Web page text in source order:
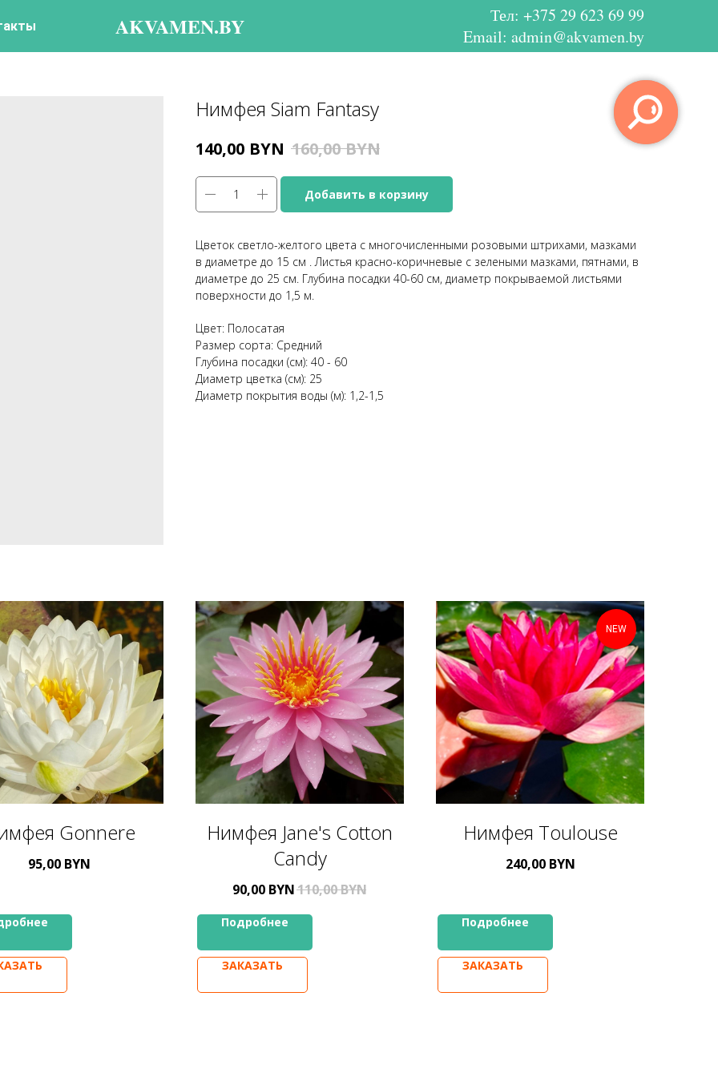
AKVAMEN.BY Тел: +375 29 623 69 99
Email: admin@akvamen.by
Нимфея Siam Fantasy
140,00 BYN 160,00 BYN
Добавить в корзину
Цветок светло-желтого цвета c многочисленными розовыми штрихами, мазками
в диаметре до 15 см . Листья красно-коричневые с зелеными мазками, пятнами, в
диаметре до 25 см. Глубина посадки 40-60 см, диаметр покрываемой листьями
поверхности до 1,5 м.
Цвет: Полосатая
Размер сорта: Средний
Глубина посадки (см): 40 - 60
Диаметр цветка (см): 25
Диаметр покрытия воды (м): 1,2-1,5
Gonnere
95,00 BYN
Нимфея Jane's Cotton
Candy
90,00 BYN110,00BYN
Подробнее
ЗАКАЗАТЬ
NEW
Нимфея Toulouse
240,00 BYN
Подробнее
ЗАКАЗАТЬ